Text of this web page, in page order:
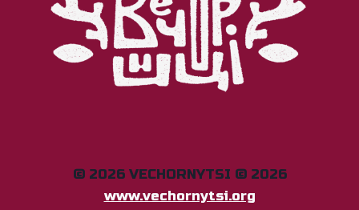
© 2026 VECHORNYTSI © 2026
www.vechornytsi.org